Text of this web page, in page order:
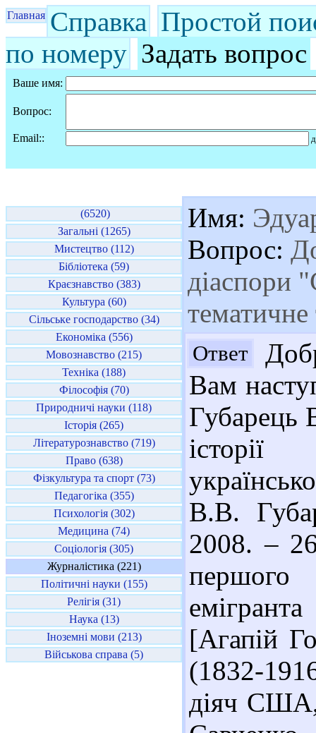
Главная Справка Простой
по номеру Задать вопрос
Ваше имя:
Вопрос:
Email::
(6520)
Загальні (1265)
Мистецтво (112)
Бібліотека (59)
Краєзнавство (383)
Культура (60)
Сільське господарство (34)
Економіка (556)
Мовознавство (215)
Техніка (188)
Філософія (70)
Природничі науки (118)
Історія (265)
Літературознавство (719)
Право (638)
Фізкультура та спорт (73)
Педагогіка (355)
Психологія (302)
Медицина (74)
Соціологія (305)
Журналістика (221)
Політичні науки (155)
Релігія (31)
Наука (13)
Іноземні мови (213)
Військова справа (5)
Имя:
Вопрос:
діаспори
Ответ
Вам
Губарець
В.В.
2008. –
першого
[Агапій
(1832-
діяч США,